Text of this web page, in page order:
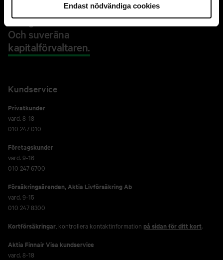
Endast nödvändiga cookies
Den goda banken.
Och suveräna
kapitalförvaltaren.
Kundservice
Privatkunder
vard. 8-18
010 247 010
Företagskunder
vard. 9-16
010 247 6700
Försäkringsärenden,Aktia Livförsäkring Ab
vard. 9-15
010 247 8300
Kortförsäkringar , kontrollera kontaktinformation på sidan för ditt kort.
Aktia Finnair Visa kundservice
vard. 8-18